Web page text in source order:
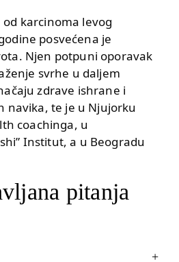
karcinoma levog
posvećena je
Njen potpuni oporavak
svrhe u daljem
zdrave ishrane i
navika, te je u Njujorku
coachinga, u
Institut, a u Beogradu
pitanja